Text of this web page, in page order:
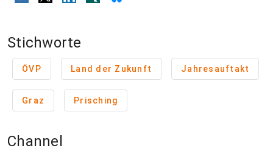
Stichworte
ÖVP Land der Zukunft Jahresauftakt
Graz Prisching
Channel